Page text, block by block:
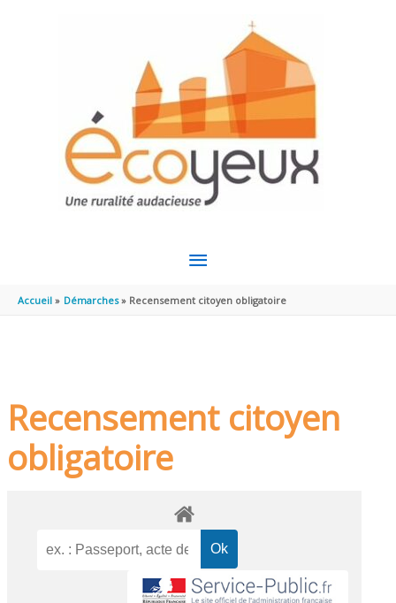
MENU
PRINCIPAL
Accueil Démarches Recensement citoyen obligatoire
Recensement citoyen
obligatoire